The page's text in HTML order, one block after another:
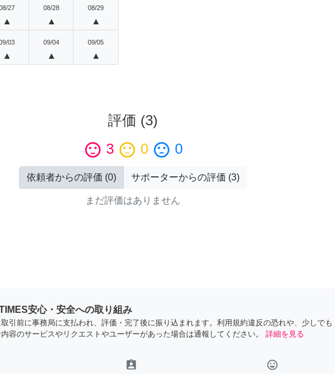
27
▲
08/28
▲
08/29
▲
03
▲
09/04
▲
09/05
▲
評価 (3)
sentiment_satisfied 3 sentiment_neutral 0 sentiment_dissatisfied 0
依頼者からの評価 (0) サポーターからの評価 (3)
まだ評価はありません
安心・安全への取り組み
引前に事務局に支払われ、評価・完了後に振り込まれます。利用規約違反の恐れや、少しでも
容のサービスやリクエストやユーザーがあった場合は通報してください。
詳細を見る
assignment_ind tag_faces